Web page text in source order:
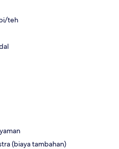
teh
(biaya tambahan)